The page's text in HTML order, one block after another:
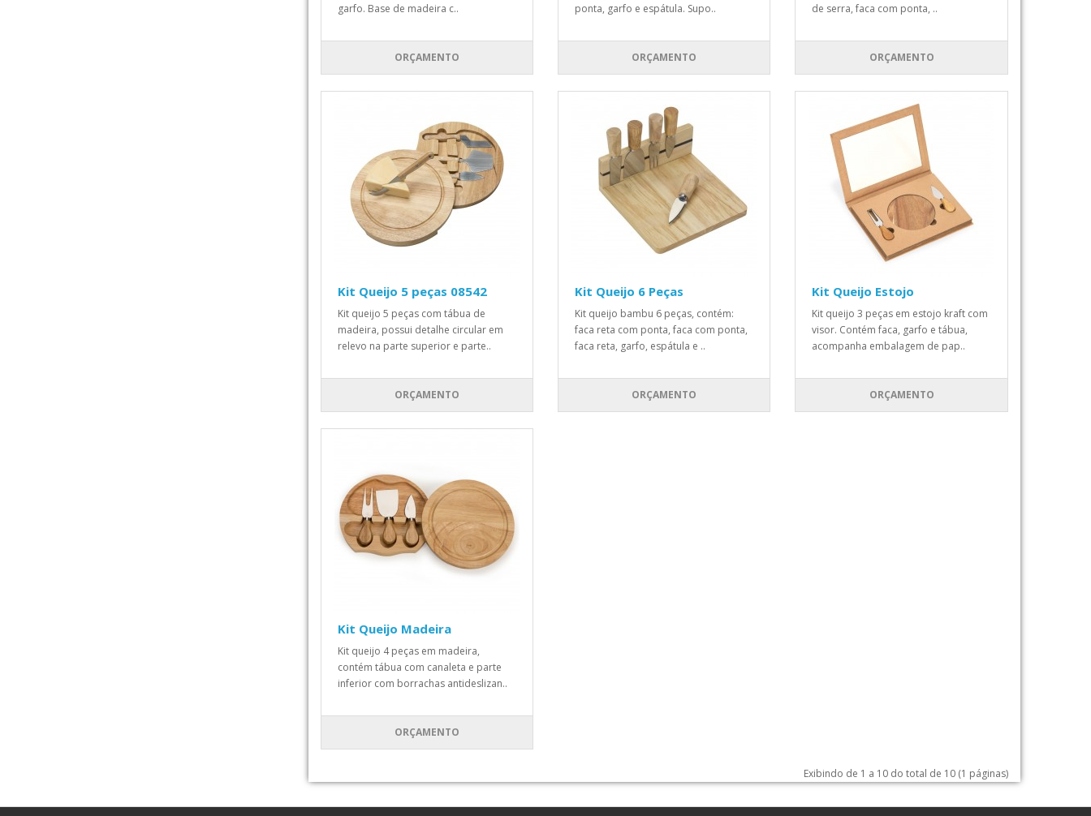
garfo. Base de madeira c..
ORÇAMENTO
ponta, garfo e espátula. Supo..
ORÇAMENTO
de serra, faca com ponta, ..
ORÇAMENTO
Kit Queijo 5 peças 08542
Kit queijo 5 peças com tábua de
madeira, possui detalhe circular em
relevo na parte superior e parte..
ORÇAMENTO
Kit Queijo 6 Peças
Kit queijo bambu 6 peças, contém:
faca reta com ponta, faca com ponta,
faca reta, garfo, espátula e ..
ORÇAMENTO
Kit Queijo Estojo
Kit queijo 3 peças em estojo kraft com
visor. Contém faca, garfo e tábua,
acompanha embalagem de pap..
ORÇAMENTO
Kit Queijo Madeira
Kit queijo 4 peças em madeira,
contém tábua com canaleta e parte
inferior com borrachas antideslizan..
ORÇAMENTO
Exibindo de 1 a 10 do total de 10 (1 páginas)